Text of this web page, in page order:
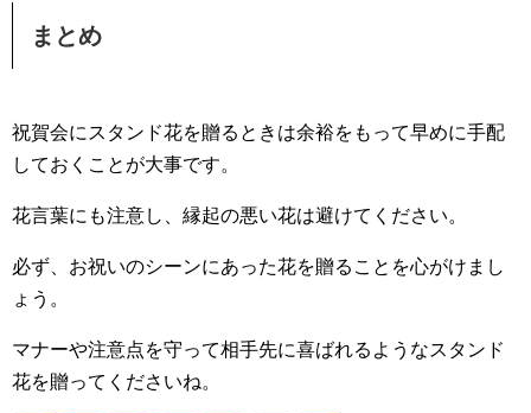
まとめ
祝賀会にスタンド花を贈るときは余裕をもって早めに手配
しておくことが大事です。
花言葉にも注意し、縁起の悪い花は避けてください。
必ず、お祝いのシーンにあった花を贈ることを心がけまし
ょう。
マナーや注意点を守って相手先に喜ばれるようなスタンド
花を贈ってくださいね。